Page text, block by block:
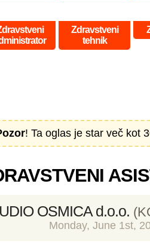
Zdravstveni
tehnik
! Ta oglas je star več kot
OSMICA d.o.o.
Monday, June 1st,